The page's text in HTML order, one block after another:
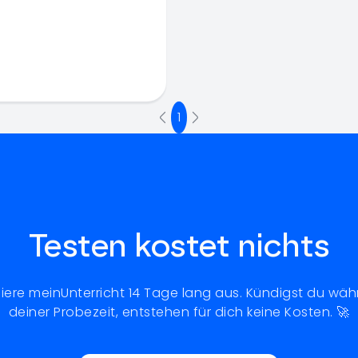
1
Testen kostet nichts
meinUnterricht 14 Tage lang aus. Kündigst du
deiner Probezeit, entstehen für dich keine Kosten. 🚀